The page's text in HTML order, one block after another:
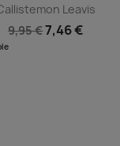
Leavis
9,95 €7,46 €